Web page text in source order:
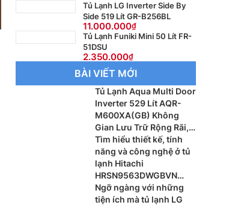
Tủ Lạnh LG Inverter Side By
Side 519 Lít GR-B256BL
11.000.000
Tủ Lạnh Funiki Mini 50 Lít FR-
51DSU
2.350.000
BÀI VIẾT MỚI
Tủ Lạnh Aqua Multi Door
Inverter 529 Lít AQR-
M600XA(GB) Không
Gian Lưu Trữ Rộng Rãi,
Tiết Kiệm Điện Hiệu Quả
Tìm hiểu thiết kế, tính
năng và công nghệ ở tủ
lạnh Hitachi
HRSN9563DWGBVN
inverter
Ngỡ ngàng với những
tiện ích mà tủ lạnh LG